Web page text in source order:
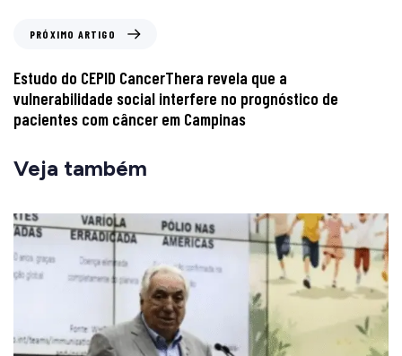
PRÓXIMO ARTIGO
Estudo do CEPID CancerThera revela que a
vulnerabilidade social interfere no prognóstico de
pacientes com câncer em Campinas
Veja também